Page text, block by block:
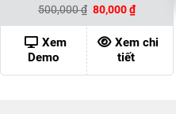
500,000₫ Giá
gốc
là:
500,000 ₫.
80,000₫Giá
hiện
tại
là:
80,000 ₫.
Xem
Demo
Xem chi
tiết